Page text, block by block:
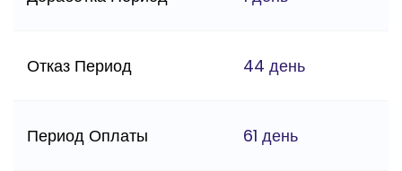
Отказ Период 44 день
Период Оплаты 61 день